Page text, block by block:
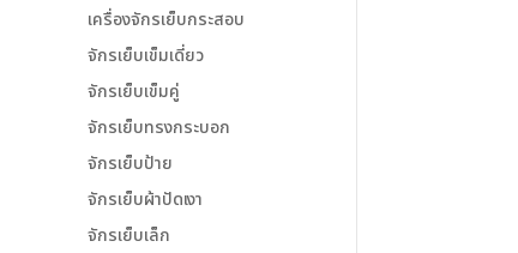
เครื่องจักรเย็บกระสอบ
จักรเย็บเข็มเดี่ยว
จักรเย็บเข็มคู่
จักรเย็บทรงกระบอก
จักรเย็บป้าย
จักรเย็บผ้าปัดเงา
จักรเย็บเล็ก